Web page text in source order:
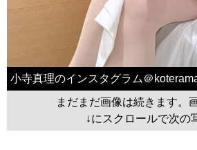
小寺真理のインスタグラム＠
まだまだ画像は続きます。
↓にスクロールで次の